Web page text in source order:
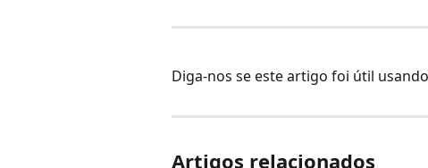
Diga-nos se este artigo foi útil
Artigos relacionados